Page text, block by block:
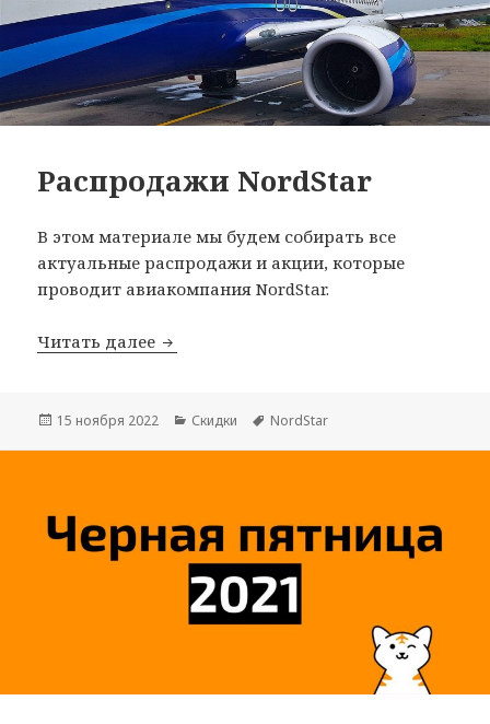
Распродажи NordStar
В этом материале мы будем собирать все
актуальные распродажи и акции, которые
проводит авиакомпания NordStar.
Читать далее Распродажи NordStar
Опубликовано
15 ноября 2022 Рубрики
Скидки Метки
NordStar